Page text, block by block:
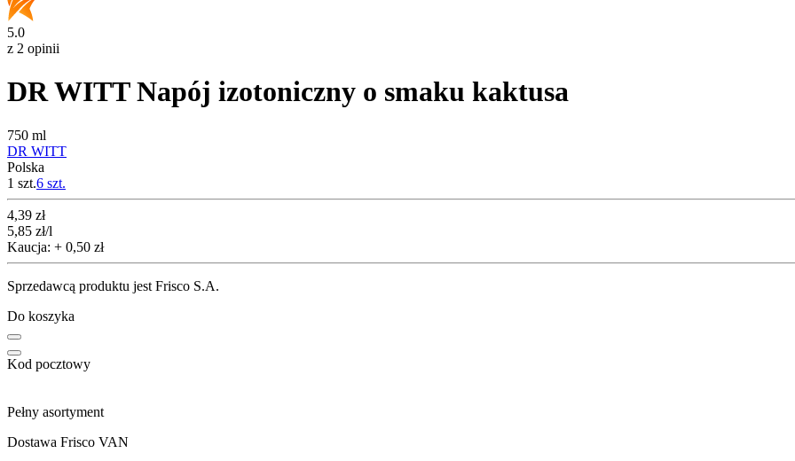
5.0
z 2 opinii
DR WITT Napój izotoniczny o smaku kaktusa
750 ml
DR WITT
Polska
1 szt.6 szt.
Cena
4,39 zł
5,85 zł/l
Kaucja: + 0,50 zł
Sprzedawcą produktu jest Frisco S.A.
Do koszyka
Kod pocztowy
Pełny asortyment
Dostawa Frisco VAN